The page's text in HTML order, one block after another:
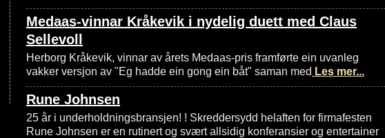
Medaas-vinnar Kråkevik i nydelig duett med Claus
Sellevoll
Herborg Kråkevik, vinnar av årets Medaas-pris framførte ein uvanleg
vakker versjon av "Eg hadde ein gong ein båt" saman med Les mer...
Rune Johnsen
25 år i underholdningsbransjen! ! Skreddersydd helaften for firmafesten
Rune Johnsen er en rutinert og svært allsidig konferansier og entertainer